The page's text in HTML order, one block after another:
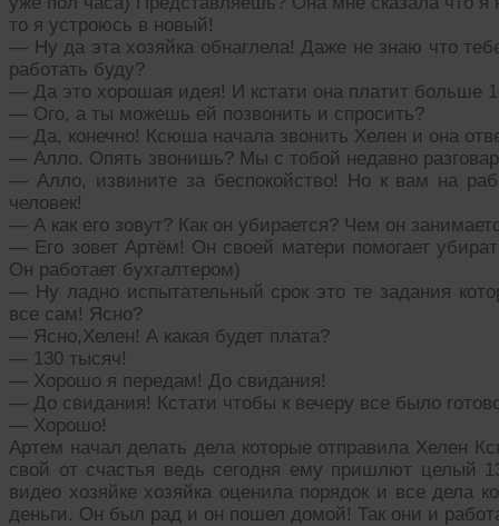
то я устроюсь в новый!
— Ну да эта хозяйка обнаглела! Даже не знаю что
работать буду?
— Да это хорошая идея! И кстати она платит больше
— Ого, а ты можешь ей позвонить и спросить?
— Да, конечно! Ксюша начала звонить Хелен и она
— Алло. Опять звонишь? Мы с тобой недавно
— Алло, извините за беспокойство! Но к вам на
человек!
— А как его зовут? Как он убирается? Чем он
— Его зовет Артём! Он своей матери помогает
Он работает бухгалтером)
— Ну ладно испытательный срок это те задания
все сам! Ясно?
— Ясно,Хелен! А какая будет плата?
— 130 тысяч!
— Хорошо я передам! До свидания!
— До свидания! Кстати чтобы к вечеру все было
— Хорошо!
Артем начал делать дела которые отправила Хелен
свой от счастья ведь сегодня ему пришлют целый
видео хозяйке хозяйка оценила порядок и все дела
деньги. Он был рад и он пошел домой! Так они и